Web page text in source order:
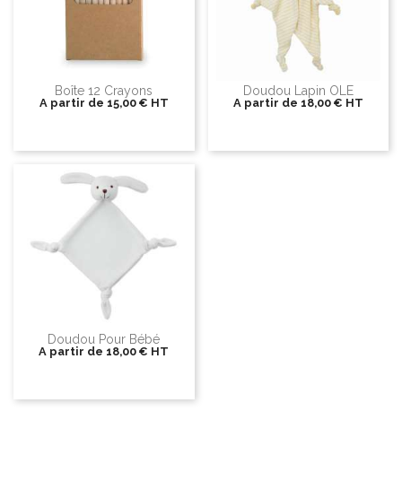
Boîte 12 Crayons
A partir de 15,00 € HT
Doudou Lapin OLE
A partir de 18,00 € HT
Doudou Pour Bébé
A partir de 18,00 € HT